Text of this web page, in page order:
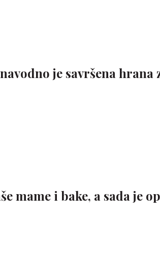
je savršena hrana
mame i bake, a sada je